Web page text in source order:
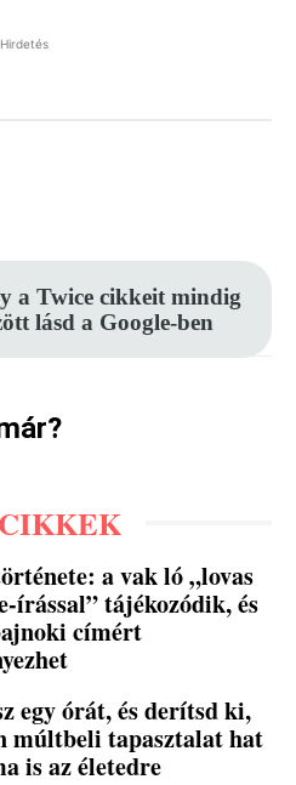
Hirdetés
a Twice cikkeit mindig
lásd a Google-ben
a vak ló „lovas
írással” tájékozódik, és
címért
egy órát, és derítsd ki,
múltbeli tapasztalat hat
is az életedre